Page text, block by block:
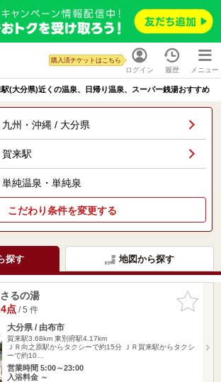
ログイン
購入済チケットはこちら
履歴 メニュー
(大分県)近くの温泉、日帰り温泉、スーパー銭湯おすすめ
九州・沖縄 / 大分県
賀来駅
単純温泉・単純泉
こだわり条件を変更する
探す 地図から探す
お気に入
りに追加
るの湯
点/ 5 件
大分県 / 由布市
賀来駅3.68km 東別府駅4.17km
ＪＲ向之原駅からタクシーで約15分 ＪＲ賀来駅からタクシ
ーで約10…
営業時間 5:00～23:00
入浴料金 ～